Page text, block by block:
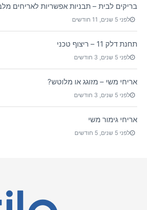
בריקים לבית – תבניות אפשריות לאריחים
לפני 5 שנים, 11 חודשים
תחנת דלק 11 – ריצוף טכני
לפני 5 שנים, 3 חודשים
אריחי משי – מזוגג או מלוטש?
לפני 5 שנים, 3 חודשים
אריחי גימור משי
לפני 5 שנים, 5 חודשים